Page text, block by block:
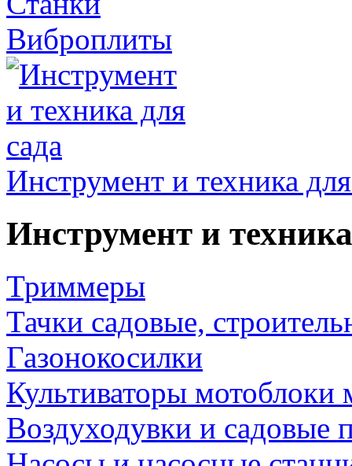
Виброплиты
Инструмент и техника
Инструмент и
Триммеры
Тачки садовые,
Газонокосилки
Культиваторы мотоблоки
Воздуходувки и садовые